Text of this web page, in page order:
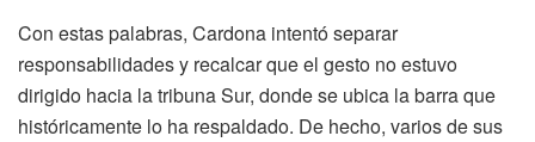
Con estas palabras, Cardona intentó separar
responsabilidades y recalcar que el gesto no estuvo
dirigido hacia la tribuna Sur, donde se ubica la barra que
históricamente lo ha respaldado. De hecho, varios de sus